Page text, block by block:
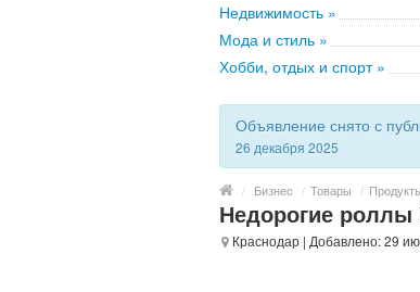
Недвижимость »
Мода и стиль »
Хобби, отдых и спорт »
Объявление снято с
26 декабря 2025
/ Бизнес / Товары /
Недорогие роллы
Краснодар | Добавлено: 29